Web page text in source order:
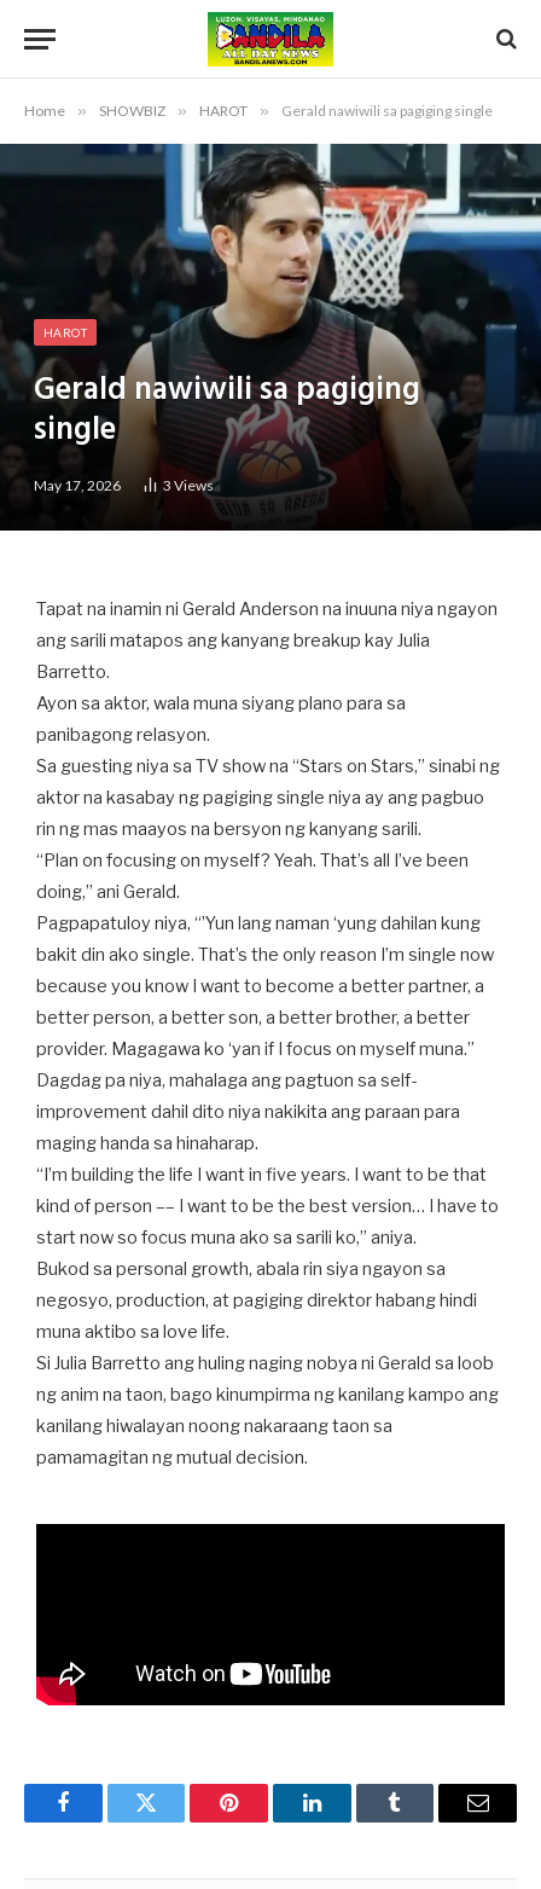
Home » SHOWBIZ » HAROT » Gerald nawiwili sa pagiging single
HAROT
Gerald nawiwili sa pagiging
single
May 17, 2026 3 Views
Tapat na inamin ni Gerald Anderson na inuuna niya ngayon
ang sarili matapos ang kanyang breakup kay Julia
Barretto.
Ayon sa aktor, wala muna siyang plano para sa
panibagong relasyon.
Sa guesting niya sa TV show na “Stars on Stars,” sinabi ng
aktor na kasabay ng pagiging single niya ay ang pagbuo
rin ng mas maayos na bersyon ng kanyang sarili.
“Plan on focusing on myself? Yeah. That’s all I’ve been
doing,” ani Gerald.
Pagpapatuloy niya, “’Yun lang naman ‘yung dahilan kung
bakit din ako single. That’s the only reason I’m single now
because you know I want to become a better partner, a
better person, a better son, a better brother, a better
provider. Magagawa ko ‘yan if I focus on myself muna.”
Dagdag pa niya, mahalaga ang pagtuon sa self-
improvement dahil dito niya nakikita ang paraan para
maging handa sa hinaharap.
“I’m building the life I want in five years. I want to be that
kind of person –– I want to be the best version… I have to
start now so focus muna ako sa sarili ko,” aniya.
Bukod sa personal growth, abala rin siya ngayon sa
negosyo, production, at pagiging direktor habang hindi
muna aktibo sa love life.
Si Julia Barretto ang huling naging nobya ni Gerald sa loob
ng anim na taon, bago kinumpirma ng kanilang kampo ang
kanilang hiwalayan noong nakaraang taon sa
pamamagitan ng mutual decision.
FacebookTwitter Pinterest LinkedInTumblr Email